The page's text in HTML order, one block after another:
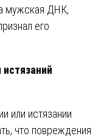
мужская ДНК,
его
или истязании
что повреждения